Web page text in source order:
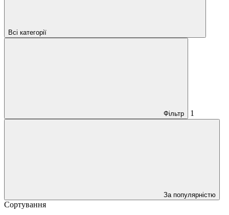
Всі категорії
Фільтр 1
За популярністю
Сортування